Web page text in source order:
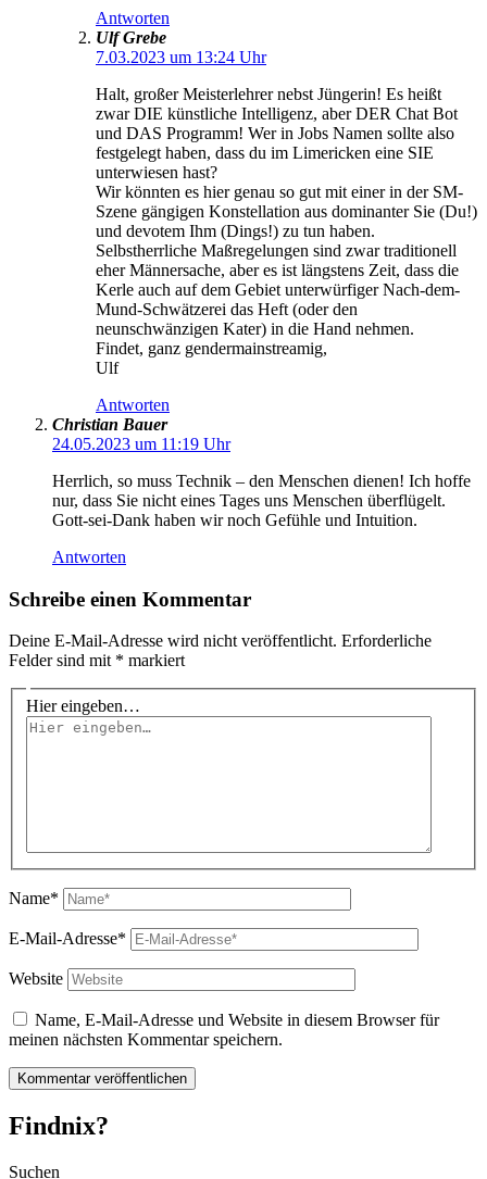
Antworten
Ulf Grebe
7.03.2023 um 13:24 Uhr
Halt, großer Meisterlehrer nebst Jüngerin! Es heißt
zwar DIE künstliche Intelligenz, aber DER Chat Bot
und DAS Programm! Wer in Jobs Namen sollte also
festgelegt haben, dass du im Limericken eine SIE
unterwiesen hast?
Wir könnten es hier genau so gut mit einer in der SM-
Szene gängigen Konstellation aus dominanter Sie (Du!)
und devotem Ihm (Dings!) zu tun haben.
Selbstherrliche Maßregelungen sind zwar traditionell
eher Männersache, aber es ist längstens Zeit, dass die
Kerle auch auf dem Gebiet unterwürfiger Nach-dem-
Mund-Schwätzerei das Heft (oder den
neunschwänzigen Kater) in die Hand nehmen.
Findet, ganz gendermainstreamig,
Ulf
Antworten
Christian Bauer
24.05.2023 um 11:19 Uhr
Herrlich, so muss Technik – den Menschen dienen! Ich hoffe
nur, dass Sie nicht eines Tages uns Menschen überflügelt.
Gott-sei-Dank haben wir noch Gefühle und Intuition.
Antworten
Schreibe einen Kommentar
Deine E-Mail-Adresse wird nicht veröffentlicht. Erforderliche
Felder sind mit * markiert
Hier eingeben…
Name*
E-Mail-Adresse*
Website
Name, E-Mail-Adresse und Website in diesem Browser für
meinen nächsten Kommentar speichern.
Findnix?
Suchen